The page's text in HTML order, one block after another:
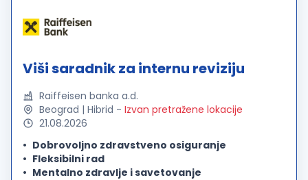
Viši saradnik za internu reviziju
Raiffeisen banka a.d.
Beograd | Hibrid - Izvan pretražene lokacije
21.08.2026
Dobrovoljno zdravstveno osiguranje
Fleksibilni rad
Mentalno zdravlje i savetovanje